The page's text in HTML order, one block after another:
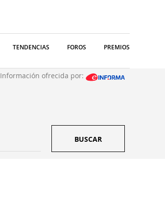
TENDENCIAS FOROS PREMIOS
Información ofrecida por:
BUSCAR